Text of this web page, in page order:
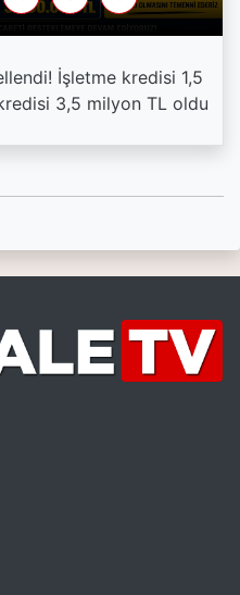
İşletme kredisi 1,5
3,5 milyon TL oldu